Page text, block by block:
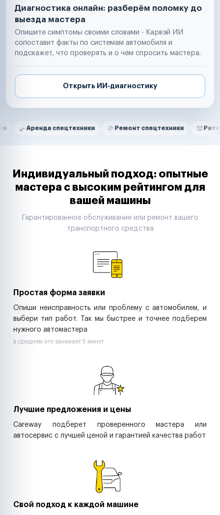
Диагностика онлайн: разберём поломку до
выезда мастера
Опишите симптомы своими словами - Карвэй ИИ
сопоставит факты по системам автомобиля и
подскажет, что проверять и о чём спросить мастера.
Открыть ИИ-диагностику
Нам доверяют
спецтехники Ремонт спецтехники Ритейл-сети
Маркетплейсы
Таксопарки
Автодилеры
Строительные компании
Аренда спецтехники
Индивидуальный подход: опытные
мастера с высоким рейтингом для
вашей машины
Гарантированное обслуживание или ремонт вашего
транспортного средства
Простая форма заявки
Опиши неисправность или проблему с автомобилем, и
выбери тип работ. Так мы быстрее и точнее подберем
нужного автомастера
в среднем это занимает 5 минут
Лучшие предложения и цены
Careway подберет проверенного мастера или
автосервис с лучшей ценой и гарантией качества работ
Свой подход к каждой машине